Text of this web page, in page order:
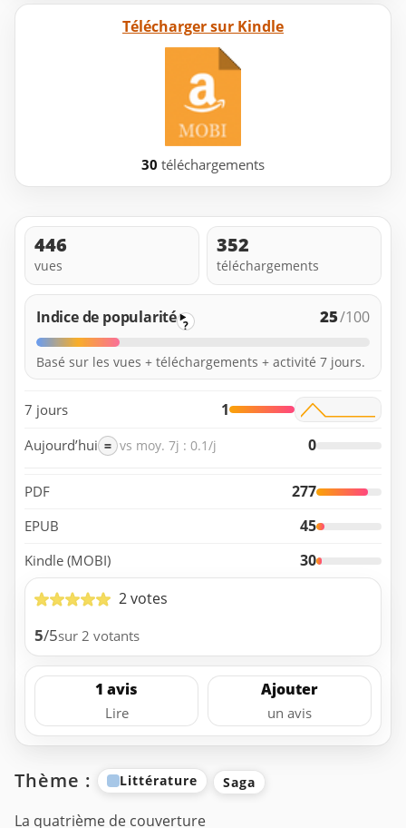
Télécharger sur Kindle
30 téléchargements
446
vues
352
téléchargements
Indice de popularité ? 25/100
Basé sur les vues + téléchargements + activité 7 jours.
7 jours 1
Aujourd’hui = vs moy. 7j : 0.1/j 0
PDF 277
EPUB 45
Kindle (MOBI)
30
2 votes
5/5sur 2 votants
1 avis
Lire
Ajouter
un avis
Thème : Littérature Saga
La quatrième de couverture